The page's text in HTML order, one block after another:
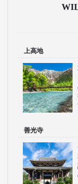
上高地
善光寺